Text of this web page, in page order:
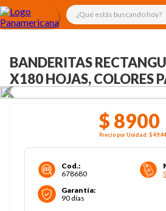
¿Qué estás buscando
BANDERITAS
X180 HOJAS, COLORES
$ 8900
Precio porUnidad:$ 49,44
Cod.:
678680
Garantía:
90 días